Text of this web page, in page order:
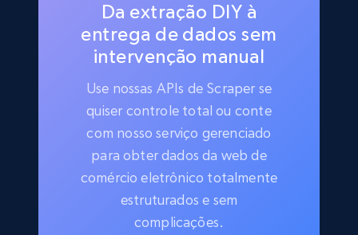
Da extração DIY à
entrega de dados sem
intervenção manual
Use nossas APIs de Scraper se
quiser controle total ou conte
com nosso serviço gerenciado
para obter dados da web de
comércio eletrônico totalmente
estruturados e sem
complicações.